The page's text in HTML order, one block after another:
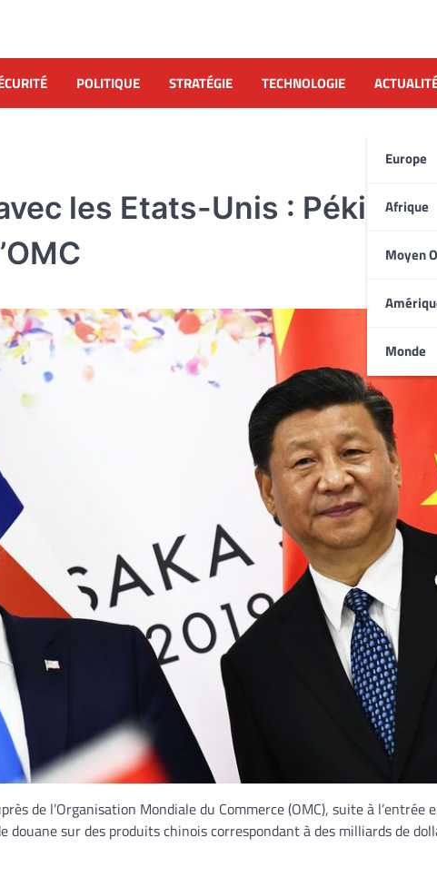
POLITIQUE STRATÉGIE TECHNOLOGIE
Europe
Afrique
Moyen
Monde
les Etats-Unis : Pékin
de l’Organisation Mondiale du Commerce (OMC), suite à l’entrée
sur des produits chinois correspondant à des milliards de